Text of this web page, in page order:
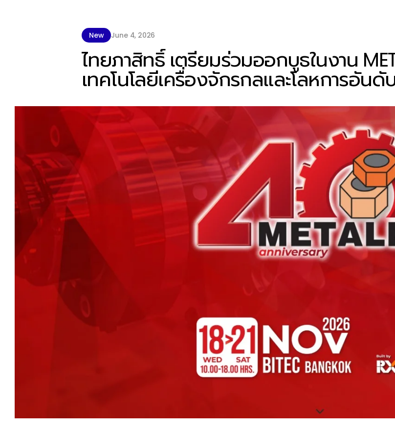
New June 4, 2026
ไทยภาสิทธิ์ เตรียมร่วมออกบูธในงาน
เทคโนโลยีเครื่องจักรกลและโลหการอัน